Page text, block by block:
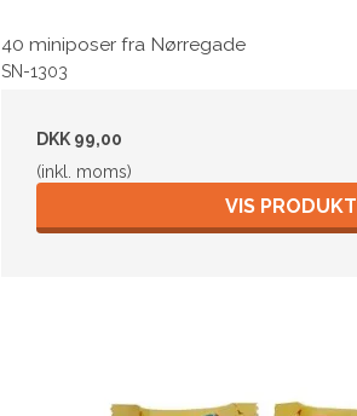
40 miniposer fra Nørregade
SN-1303
DKK 99,00
(inkl. moms)
VIS PRODUKT